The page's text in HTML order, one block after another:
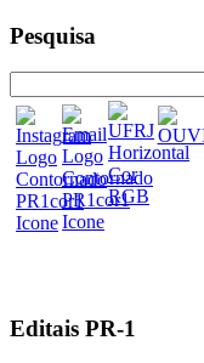
Pesquisa
Editais PR-1